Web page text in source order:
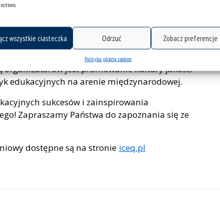
wszystkie ciasteczka Odrzuć Zobacz preferencje
Polityka plików cookies
– Katowice Miasto Nauki
Jakości Kształcenia). Jest on kierowany do
dydaktycznych.
za wybitne osiągnięcia w zakresie
organizatorów jest promowanie kultury jakości
edukacyjnych na arenie międzynarodowej.
sukcesów i zainspirowania
Zapraszamy Państwa do zapoznania się ze
dostępne są na stronie iceq.pl